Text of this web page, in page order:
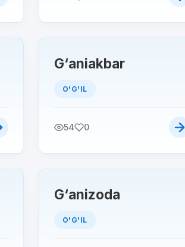
G‘aniakbar
O'G'IL
54 0
G‘anizoda
O'G'IL